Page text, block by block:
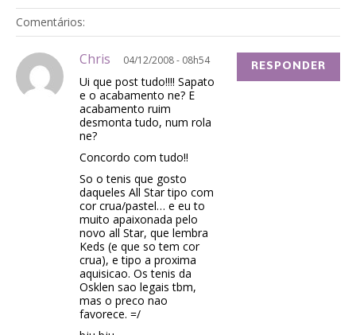
Comentários:
Chris 04/12/2008 - 08h54
Ui que post tudo!!!! Sapato
e o acabamento ne? E
acabamento ruim
desmonta tudo, num rola
ne?
Concordo com tudo!!
So o tenis que gosto
daqueles All Star tipo com
cor crua/pastel… e eu to
muito apaixonada pelo
novo all Star, que lembra
Keds (e que so tem cor
crua), e tipo a proxima
aquisicao. Os tenis da
Osklen sao legais tbm,
mas o preco nao
favorece. =/
RESPONDER